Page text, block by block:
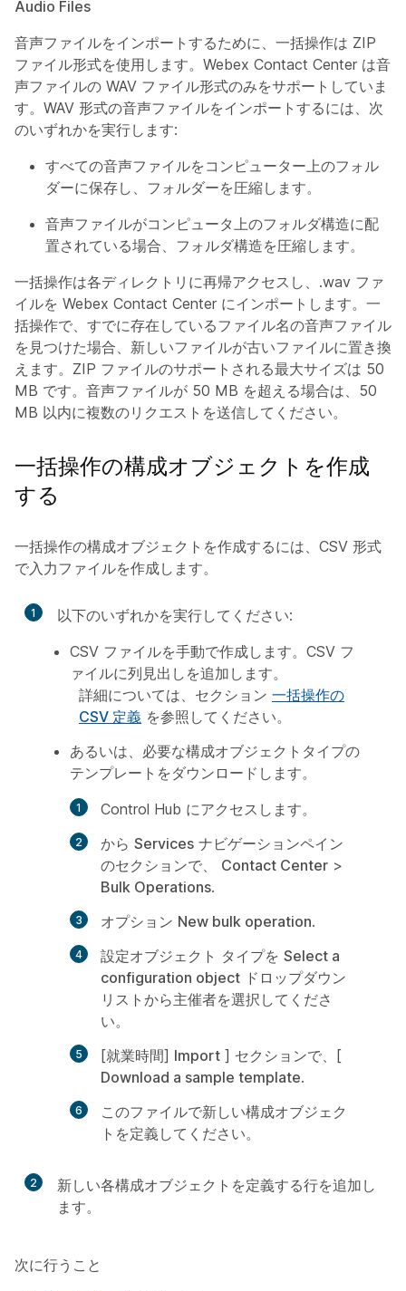
Audio Files
音声ファイルをインポートするために、一括操作は ZIP
ファイル形式を使用します。Webex Contact Center は音
声ファイルの WAV ファイル形式のみをサポートしていま
す。WAV 形式の音声ファイルをインポートするには、次
のいずれかを実行します:
すべての音声ファイルをコンピューター上のフォル
ダーに保存し、フォルダーを圧縮します。
音声ファイルがコンピュータ上のフォルダ構造に配
置されている場合、フォルダ構造を圧縮します。
一括操作は各ディレクトリに再帰アクセスし、.wav ファ
イルを Webex Contact Center にインポートします。一
括操作で、すでに存在しているファイル名の音声ファイル
を見つけた場合、新しいファイルが古いファイルに置き換
えます。ZIP ファイルのサポートされる最大サイズは 50
MB です。音声ファイルが 50 MB を超える場合は、50
MB 以内に複数のリクエストを送信してください。
一括操作の構成オブジェクトを作成
する
一括操作の構成オブジェクトを作成するには、CSV 形式
で入力ファイルを作成します。
1
以下のいずれかを実行してください:
CSV ファイルを手動で作成します。CSV フ
ァイルに列見出しを追加します。
詳細については、セクション 一括操作の
CSV 定義 を参照してください。
あるいは、必要な構成オブジェクトタイプの
テンプレートをダウンロードします。
Control Hub にアクセスします。
から Services ナビゲーションペイン
のセクションで、 Contact Center >
Bulk Operations.
オプション New bulk operation.
設定オブジェクト タイプを Select a
configuration object ドロップダウン
リストから主催者を選択してくださ
い。
[就業時間] Import ] セクションで、[
Download a sample template.
このファイルで新しい構成オブジェク
トを定義してください。
2
新しい各構成オブジェクトを定義する行を追加し
ます。
次に行うこと